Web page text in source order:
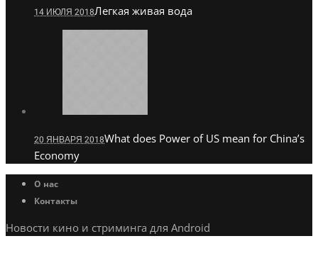
14 ИЮЛЯ 2018Легкая живая вода
20 ЯНВАРЯ 2018What does Power of US mean for China’s
Economy
О нас
Контакты
Новости кино и стриминга для Android